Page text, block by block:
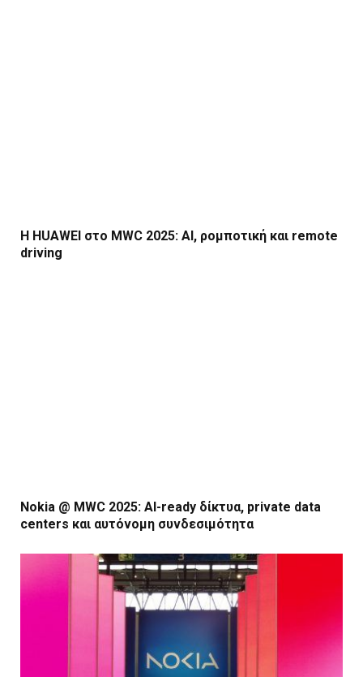
Η HUAWEI στο MWC 2025: AI, ρομποτική και remote
driving
Nokia @ MWC 2025: AI-ready δίκτυα, private data
centers και αυτόνομη συνδεσιμότητα